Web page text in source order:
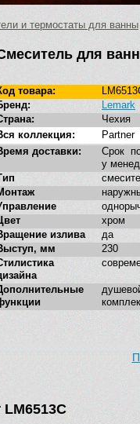
и термостаты для ванны
для
товара:
Lemark
Чехия
коллекция:
Partner
доставки:
Срок
у
хром
излива
да
мм
230